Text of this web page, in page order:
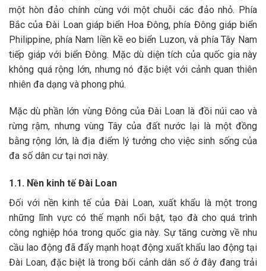
một hòn đảo chính cùng với một chuỗi các đảo nhỏ. Phía
Bắc của Đài Loan giáp biển Hoa Đông, phía Đông giáp biển
Philippine, phía Nam liền kề eo biển Luzon, và phía Tây Nam
tiếp giáp với biển Đông. Mặc dù diện tích của quốc gia này
không quá rộng lớn, nhưng nó đặc biệt với cảnh quan thiên
nhiên đa dạng và phong phú.
Mặc dù phần lớn vùng Đông của Đài Loan là đồi núi cao và
rừng rậm, nhưng vùng Tây của đất nước lại là một đồng
bằng rộng lớn, là địa điểm lý tưởng cho việc sinh sống của
đa số dân cư tại nơi này.
1.1. Nền kinh tế Đài Loan
Đối với nền kinh tế của Đài Loan, xuất khẩu là một trong
những lĩnh vực có thế mạnh nổi bật, tạo đà cho quá trình
công nghiệp hóa trong quốc gia này. Sự tăng cường về nhu
cầu lao động đã đẩy mạnh hoạt động xuất khẩu lao động tại
Đài Loan, đặc biệt là trong bối cảnh dân số ở đây đang trải